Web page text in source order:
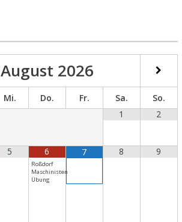
August 2026
Mi. Do. Fr. Sa.
So.
1
2
5 6
Roßdorf
Maschinisten
Übung
7 8 9